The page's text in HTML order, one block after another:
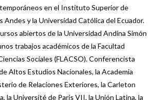
en el Instituto Superior de
Andes y la Universidad Católica del Ecuador.
abiertos de la Universidad Andina Simón
trabajos académicos de la Facultad
Sociales (FLACSO). Conferencista
Altos Estudios Nacionales, la Academia
de Relaciones Exteriores, la Carleton
la Université de París VII, la Unión Latina, la